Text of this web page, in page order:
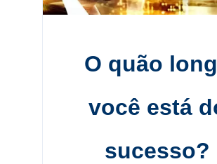
O quão
você está
sucesso?